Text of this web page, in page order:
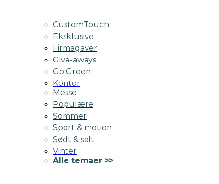
CustomTouch
Eksklusive
Firmagaver
Give-aways
Go Green
Kontor
Messe
Populære
Sommer
Sport & motion
Sødt & salt
Vinter
Alle temaer >>